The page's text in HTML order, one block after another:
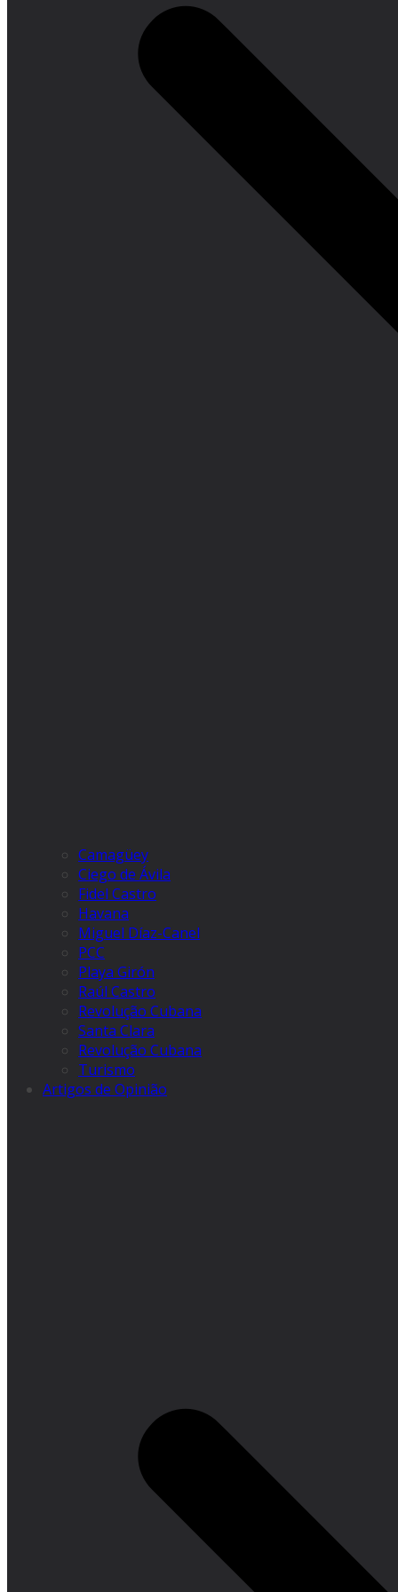
Camagüey
Ciego de Ávila
Fidel Castro
Havana
Miguel Díaz-Canel
PCC
Playa Girón
Raúl Castro
Revolução Cubana
Santa Clara
Revolução Cubana
Turismo
Artigos de Opinião